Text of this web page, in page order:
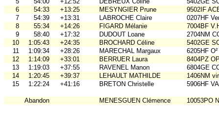
6
54:33 +13:25 MESYNGIER Prune
9502IF
7
54:39 +13:31 LABROCHE Claire
0207HF
8
55:34 +14:26 FIGARD Mélanie
7004BF
9
58:40 +17:32 DUDOUT Loane
2704NM
10
1:05:43 +24:35 BROCHARD Céline
5402GE
11
1:09:34 +28:26 MARECHAL Margaux
6205HF O²
12
1:14:09 +33:01 BERRUER Laura
8404PZ
13
1:19:03 +37:55 RAVENEL Manon
6804GE
14
1:20:45 +39:37 LEHAULT MATHILDE
1406NM
15
1:22:24 +41:16 BRETON Christelle 5906HF
Abandon MENESGUEN Clémence 10053PO